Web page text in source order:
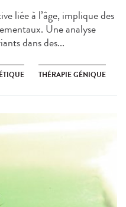
liée à l’âge, implique des
Une analyse
dans des...
THÉRAPIE GÉNIQUE